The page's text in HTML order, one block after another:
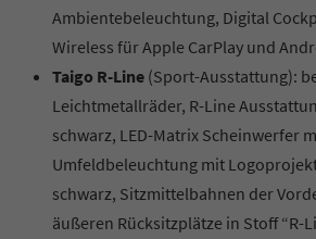
Ambientebeleuchtung, Digital
Wireless für Apple CarPlay und
Taigo R-Line (Sport-Ausstattung):
Leichtmetallräder, R-Line
schwarz, LED-Matrix Scheinwerfer
Umfeldbeleuchtung mit
schwarz, Sitzmittelbahnen der
äußeren Rücksitzplätze in Stoff “R-